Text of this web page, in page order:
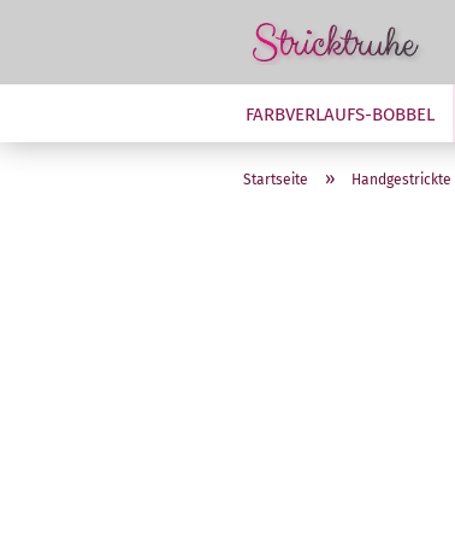
FARBVERLAUFS-BOBBEL
Startseite » Handgestrickte